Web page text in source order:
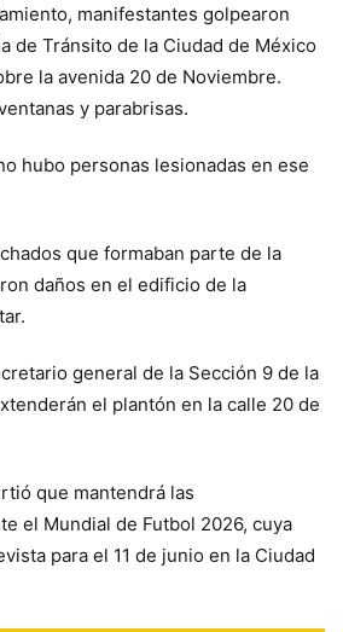
manifestantes golpearon
de Tránsito de la Ciudad de México
la avenida 20 de Noviembre.
y parabrisas.
hubo personas lesionadas en ese
que formaban parte de la
daños en el edificio de la
general de la Sección 9 de la
el plantón en la calle 20 de
que mantendrá las
el Mundial de Futbol 2026, cuya
para el 11 de junio en la Ciudad